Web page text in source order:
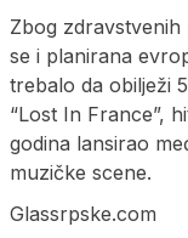
Zbog
se i planirana
trebalo da obilježi
“Lost In France”,
godina lansirao
muzičke scene.
Glassrpske.com